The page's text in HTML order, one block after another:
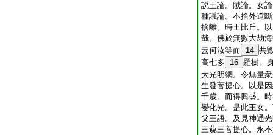
説王論。賊論。女
種議論。不捨外道
捨離。時王比丘。
哉。佛於無數大劫
云何汝等而 14 共
高七多
16 羅樹。
大光明網。令無量
生發菩提心。以是
千歳。而得興盛。
變化光。是此王女
父王語。及見神通
三藐三菩提心。永